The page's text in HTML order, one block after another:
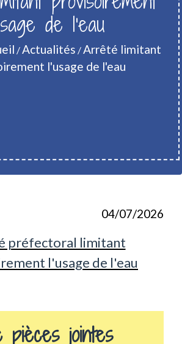
de l'eau
/Actualités /Arrêté limitant
l'usage de l'eau
04/07/2026
préfectoral limitant
l'usage de l'eau
jointes